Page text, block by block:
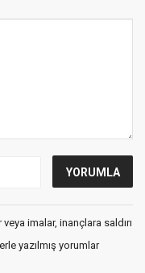
imalar, inançlara saldırı
yazılmış yorumlar